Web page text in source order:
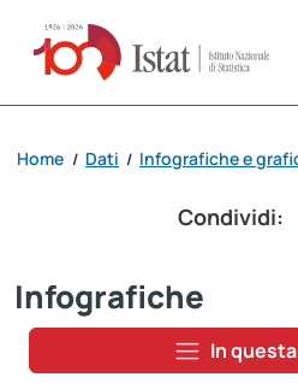
Home / Dati / Infografiche e
Condividi:
Infografiche
In